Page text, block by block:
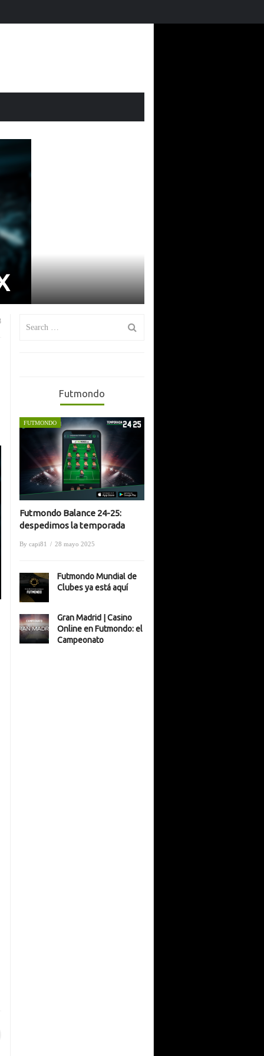
Futmondo
FUTMONDO
Futmondo Balance 24-25:
despedimos la temporada
By capi81 / 28 mayo 2025
Futmondo Mundial de
Clubes ya está aquí
Gran Madrid | Casino
Online en Futmondo: el
Campeonato